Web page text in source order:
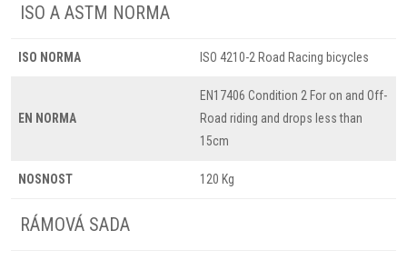
ISO A ASTM NORMA
ISO NORMA ISO 4210-2 Road Racing bicycles
EN NORMA
EN17406 Condition 2 For on and Off-
Road riding and drops less than
15cm
NOSNOST 120 Kg
RÁMOVÁ SADA